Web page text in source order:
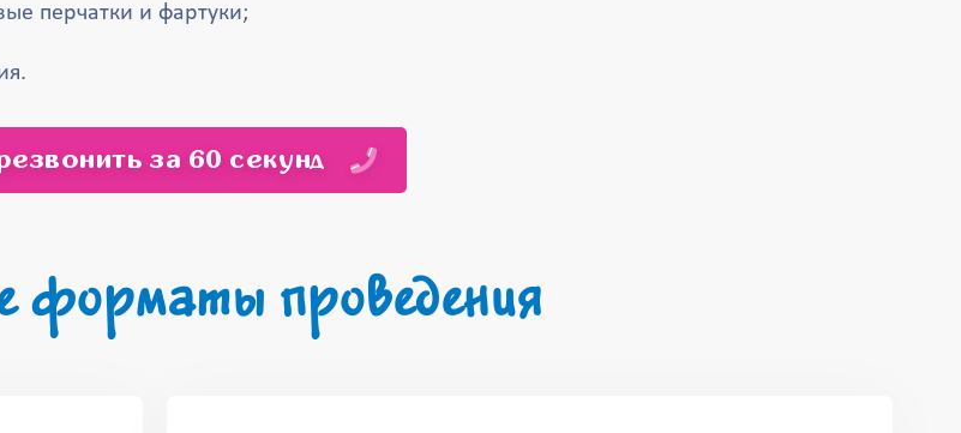
перчатки и фартуки;
за 60 секунд
форматы проведения